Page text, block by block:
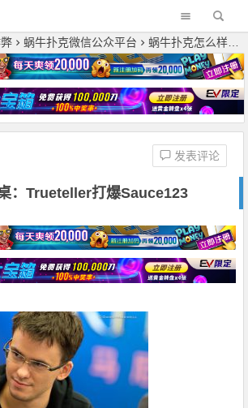
蜗牛扑克微信公众平台 蜗牛扑克怎么样
：Trueteller打爆Sauce123
发表评论